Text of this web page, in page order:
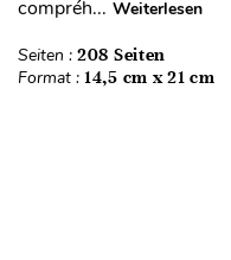
compréh... Weiterlesen
Seiten : 208 Seiten
Format : 14,5 cm x 21 cm